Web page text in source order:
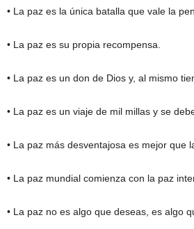
• La paz es la única batalla que vale la
• La paz es su propia recompensa.
• La paz es un don de Dios y, al mismo
• La paz es un viaje de mil millas y se
• La paz más desventajosa es mejor que
• La paz mundial comienza con la paz
• La paz no es algo que deseas, es algo